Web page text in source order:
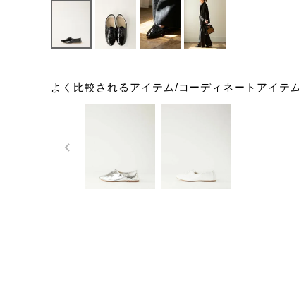
よく比較されるアイテム/コーディネートアイテ